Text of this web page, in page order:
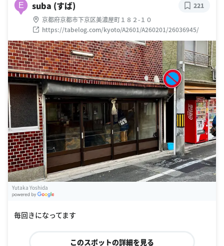
E suba (すば)
京都府京都市下京区美濃屋町１８２-１０
https://tabelog.com/kyoto/A2601/A260201/26036945/
221
Yutaka Yoshida
毎回きになってます
このスポットの詳細を見る